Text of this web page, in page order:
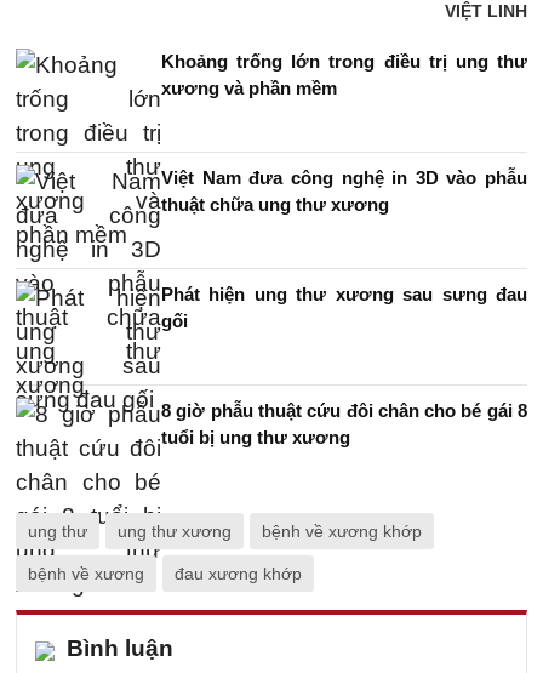
VIỆT LINH
Khoảng trống lớn trong điều trị ung thư
xương và phần mềm
Việt Nam đưa công nghệ in 3D vào phẫu
thuật chữa ung thư xương
Phát hiện ung thư xương sau sưng đau
gối
8 giờ phẫu thuật cứu đôi chân cho bé gái 8
tuổi bị ung thư xương
ung thư ung thư xương bệnh về xương khớp
bệnh về xương đau xương khớp
Bình luận